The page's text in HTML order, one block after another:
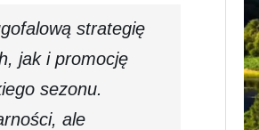
strategię
jak i promocję
sezonu.
ale